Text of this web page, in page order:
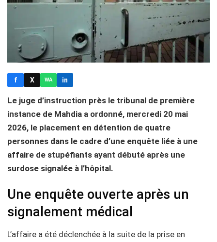
f X WA in
Le juge d’instruction près le tribunal de première
instance de Mahdia a ordonné, mercredi 20 mai
2026, le placement en détention de quatre
personnes dans le cadre d’une enquête liée à une
affaire de stupéfiants ayant débuté après une
surdose signalée à l’hôpital.
Une enquête ouverte après un
signalement médical
L’affaire a été déclenchée à la suite de la prise en